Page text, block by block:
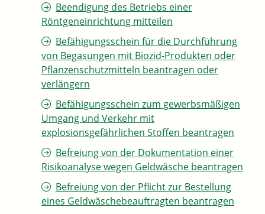
Beendigung des Betriebs einer
Röntgeneinrichtung mitteilen
Befähigungsschein für die Durchführung
von Begasungen mit Biozid-Produkten oder
Pflanzenschutzmitteln beantragen oder
verlängern
Befähigungsschein zum gewerbsmäßigen
Umgang und Verkehr mit
explosionsgefährlichen Stoffen beantragen
Befreiung von der Dokumentation einer
Risikoanalyse wegen Geldwäsche beantragen
Befreiung von der Pflicht zur Bestellung
eines Geldwäschebeauftragten beantragen